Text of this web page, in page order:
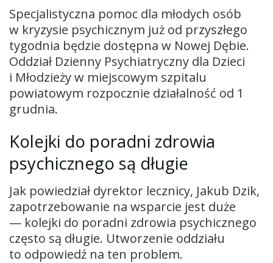
Specjalistyczna pomoc dla młodych osób
w kryzysie psychicznym już od przyszłego
tygodnia będzie dostępna w Nowej Dębie.
Oddział Dzienny Psychiatryczny dla Dzieci
i Młodzieży w miejscowym szpitalu
powiatowym rozpocznie działalność od 1
grudnia.
Kolejki do poradni zdrowia
psychicznego są długie
Jak powiedział dyrektor lecznicy, Jakub Dzik,
zapotrzebowanie na wsparcie jest duże
— kolejki do poradni zdrowia psychicznego
często są długie. Utworzenie oddziału
to odpowiedź na ten problem.